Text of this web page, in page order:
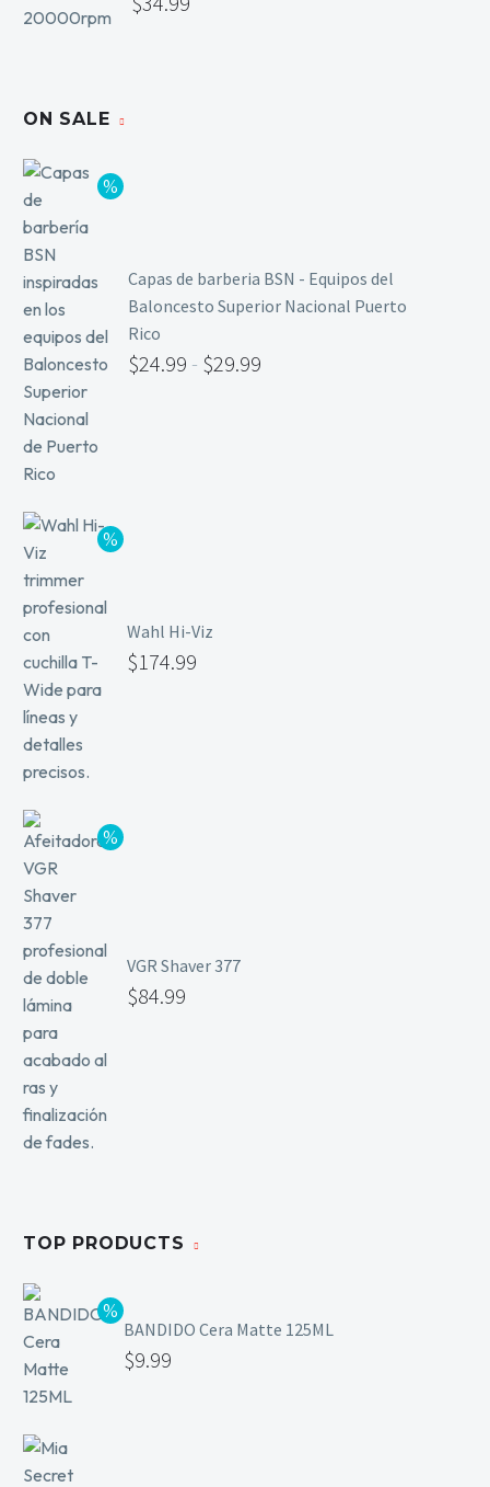
ON SALE
Capas de barberia BSN - Equipos del
Baloncesto Superior Nacional Puerto
Rico
$24.99 - $29.99
Wahl Hi-Viz
$174.99
VGR Shaver 377
$84.99
TOP PRODUCTS
BANDIDO Cera Matte 125ML
$9.99